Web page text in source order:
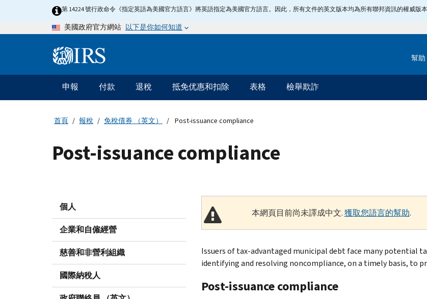
第 14224 號行政命令《指定英語為美國官方語言》將英語指定為美國官方語言。因此，所有文件的英文版本均為所有聯邦資訊的權威版本
美國政府官方網站 以下是你如何知道
Information 幫助
主
要
導
申報 付款 退稅 抵免优惠和扣除 表格 檢舉欺詐
首頁 報稅 免稅債券 （英文） Post-issuance compliance
Post-issuance compliance
個人
企業和自僱經營
慈善和非營利組織
國際納稅人
本網頁目前尚未譯成中文.獲取您語言的幫助.
Issuers of tax-advantaged municipal debt face many potential
identifying and resolving noncompliance, on a timely basis, to
Post-issuance compliance